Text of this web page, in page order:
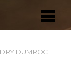
DUMROC